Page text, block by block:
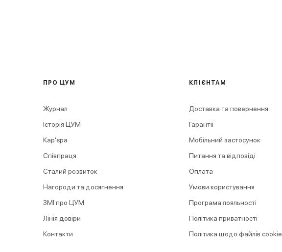
ПРО ЦУМ
Журнал
Історія ЦУМ
Кар'єра
Співпраця
Сталий розвиток
Нагороди та досягнення
ЗМІ про ЦУМ
Лінія довіри
Контакти
КЛІЄНТАМ
Доставка та повернення
Гарантії
Мобільний застосунок
Питання та відповіді
Оплата
Умови користування
Програма лояльності
Політика приватності
Політика щодо файлів cookie